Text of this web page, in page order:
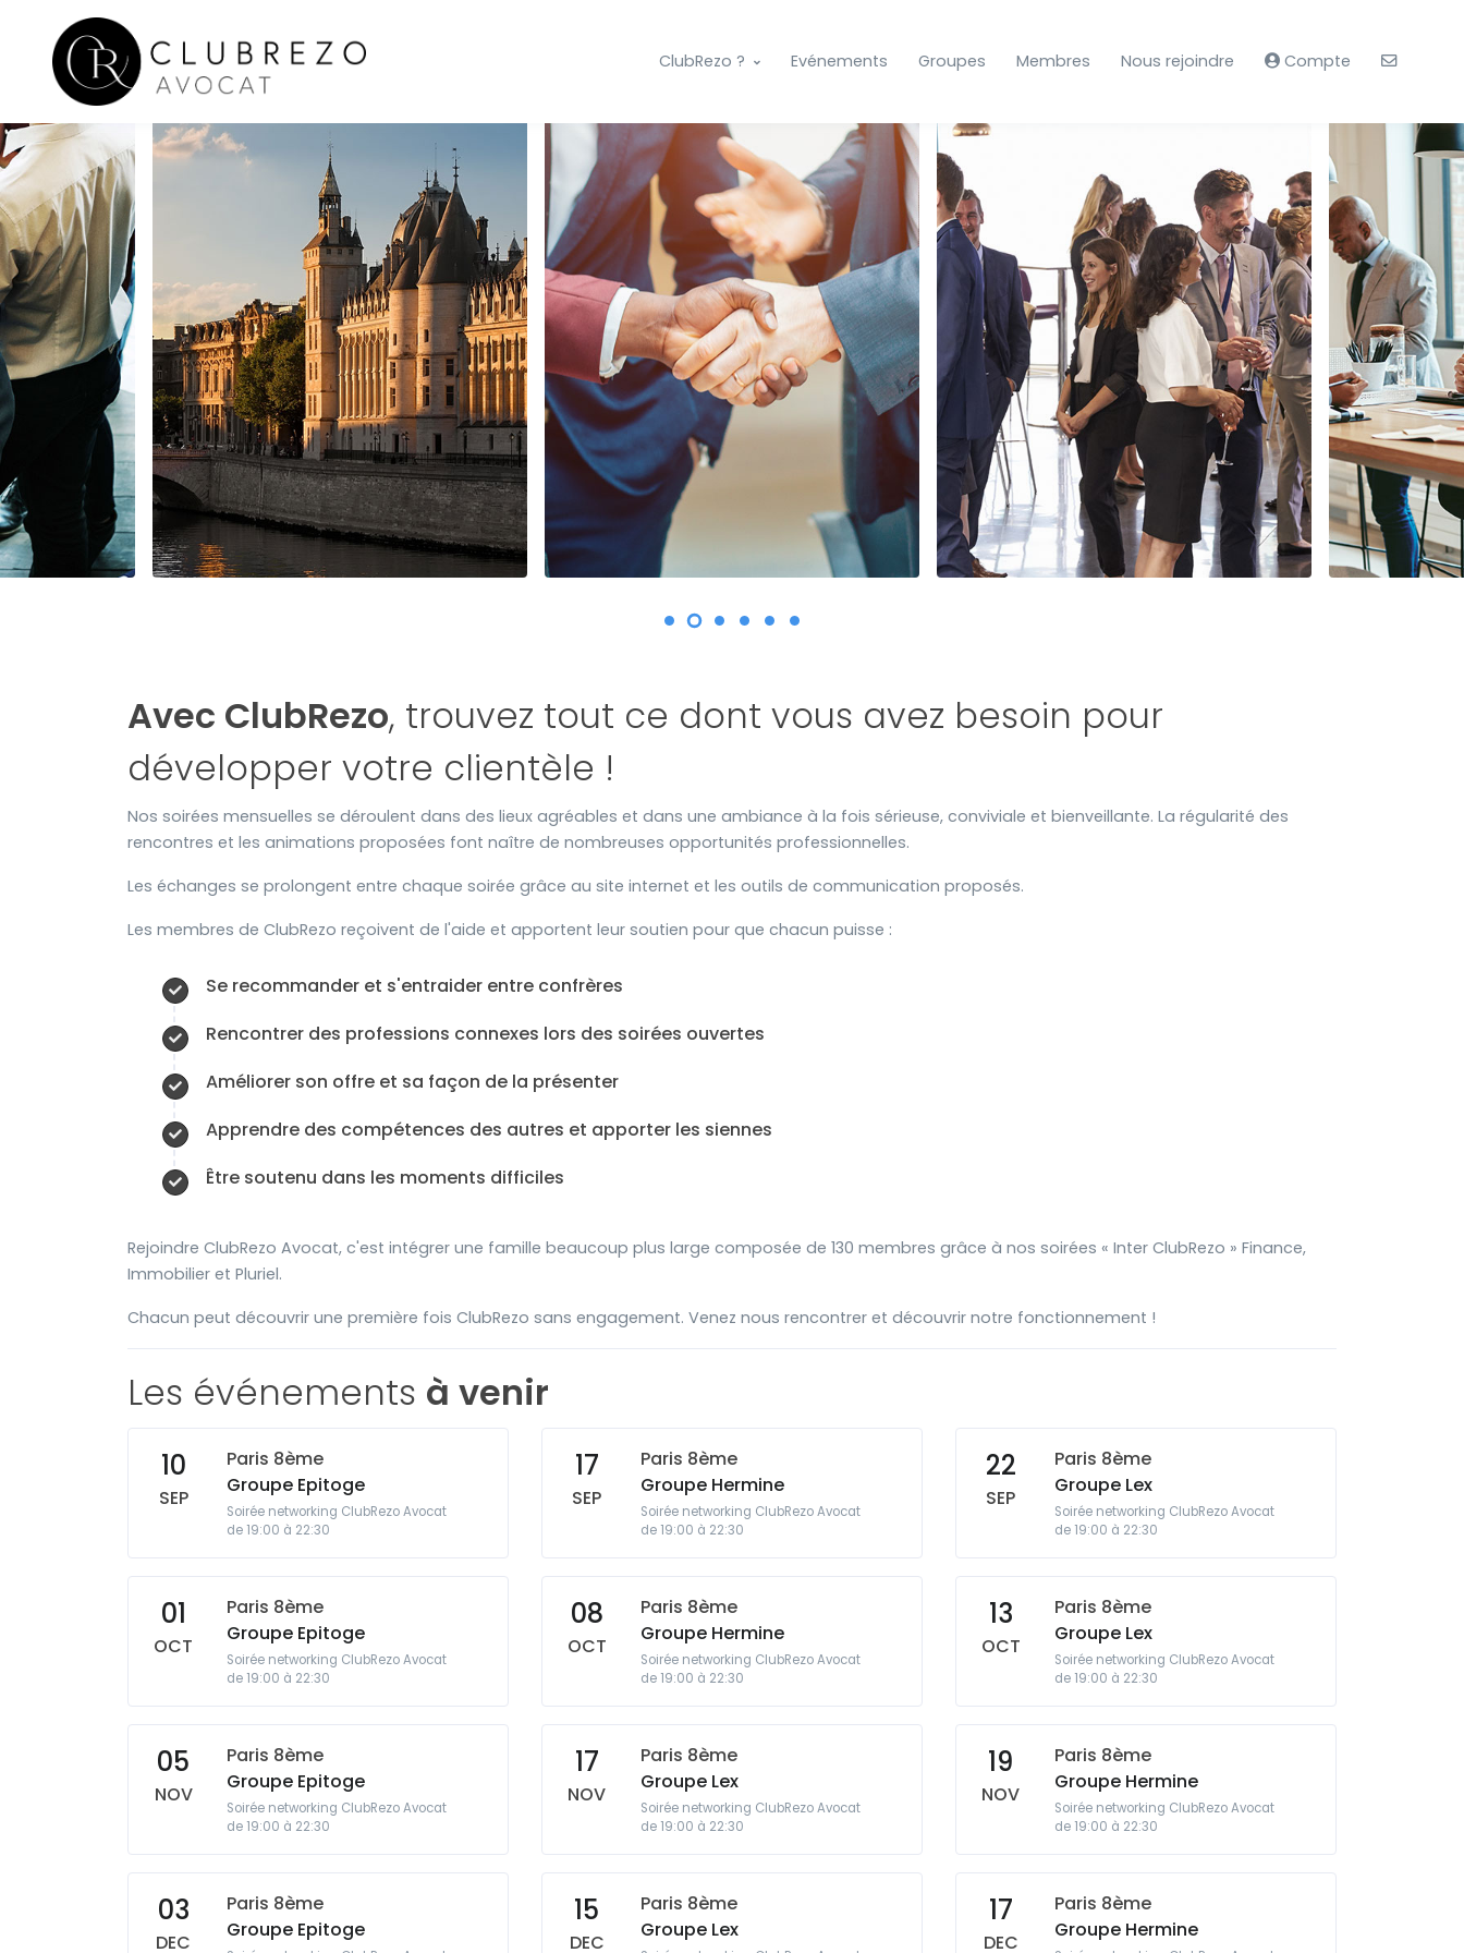
ClubRezo ? Evénements Groupes Membres Nous rejoindre Compte
Avec ClubRezo, trouvez tout ce dont vous avez besoin pour
développer votre clientèle !
Nos soirées mensuelles se déroulent dans des lieux agréables et dans une ambiance à la fois sérieuse, conviviale et bienveillante. La régularité des
rencontres et les animations proposées font naître de nombreuses opportunités professionnelles.
Les échanges se prolongent entre chaque soirée grâce au site internet et les outils de communication proposés.
Les membres de ClubRezo reçoivent de l'aide et apportent leur soutien pour que chacun puisse :
Se recommander et s'entraider entre confrères
Rencontrer des professions connexes lors des soirées ouvertes
Améliorer son offre et sa façon de la présenter
Apprendre des compétences des autres et apporter les siennes
Être soutenu dans les moments difficiles
Rejoindre ClubRezo Avocat, c'est intégrer une famille beaucoup plus large composée de 130 membres grâce à nos soirées « Inter ClubRezo » Finance,
Immobilier et Pluriel.
Chacun peut découvrir une première fois ClubRezo sans engagement. Venez nous rencontrer et découvrir notre fonctionnement !
Les événements à venir
10
SEP
Paris 8ème
Groupe Epitoge
Soirée networking ClubRezo Avocat
de 19:00 à 22:30
17
SEP
Paris 8ème
Groupe Hermine
Soirée networking ClubRezo Avocat
de 19:00 à 22:30
22
SEP
Paris 8ème
Groupe Lex
Soirée networking ClubRezo Avocat
de 19:00 à 22:30
01
OCT
Paris 8ème
Groupe Epitoge
Soirée networking ClubRezo Avocat
de 19:00 à 22:30
08
OCT
Paris 8ème
Groupe Hermine
Soirée networking ClubRezo Avocat
de 19:00 à 22:30
13
OCT
Paris 8ème
Groupe Lex
Soirée networking ClubRezo Avocat
de 19:00 à 22:30
05
NOV
Paris 8ème
Groupe Epitoge
Soirée networking ClubRezo Avocat
de 19:00 à 22:30
17
NOV
Paris 8ème
Groupe Lex
Soirée networking ClubRezo Avocat
de 19:00 à 22:30
19
NOV
Paris 8ème
Groupe Hermine
Soirée networking ClubRezo Avocat
de 19:00 à 22:30
03
DEC
Paris 8ème
Groupe Epitoge
15
DEC
Paris 8ème
Groupe Lex
17
DEC
Paris 8ème
Groupe Hermine